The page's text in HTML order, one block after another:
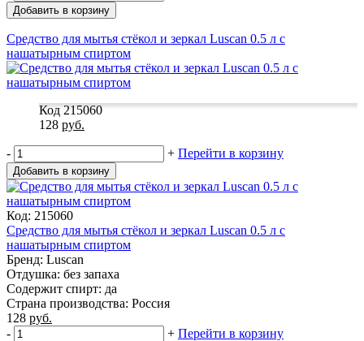
Добавить в корзину
Средство для мытья стёкол и зеркал Luscan 0.5 л с
нашатырным спиртом
Код 215060
128 руб.
- + Перейти в корзину
Добавить в корзину
Код: 215060
Средство для мытья стёкол и зеркал Luscan 0.5 л с
нашатырным спиртом
Бренд: Luscan
Отдушка: без запаха
Содержит спирт: да
Страна производства: Россия
128 руб.
-
+ Перейти в корзину